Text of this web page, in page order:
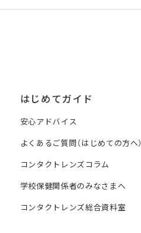
はじめてガイド
安心アドバイス
よくあるご質問（はじめての方へ）
コンタクトレンズコラム
学校保健関係者のみなさまへ
コンタクトレンズ総合資料室